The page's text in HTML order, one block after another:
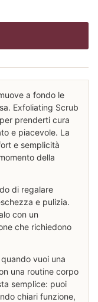
a fondo le
Exfoliating Scrub
prenderti cura
e piacevole. La
e semplicità
della
di regalare
e pulizia.
con un
che richiedono
vuoi una
una routine corpo
semplice: puoi
chiari funzione,